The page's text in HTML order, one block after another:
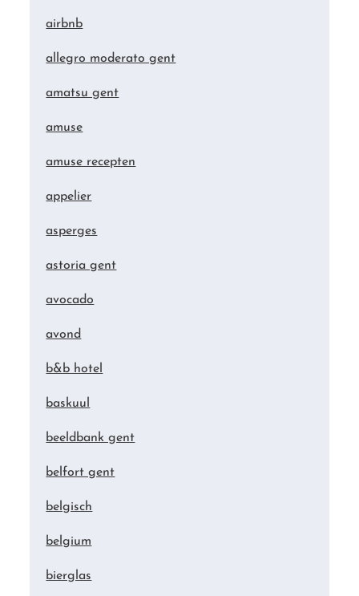
airbnb
allegro moderato gent
amatsu gent
amuse
amuse recepten
appelier
asperges
astoria gent
avocado
avond
b&b hotel
baskuul
beeldbank gent
belfort gent
belgisch
belgium
bierglas